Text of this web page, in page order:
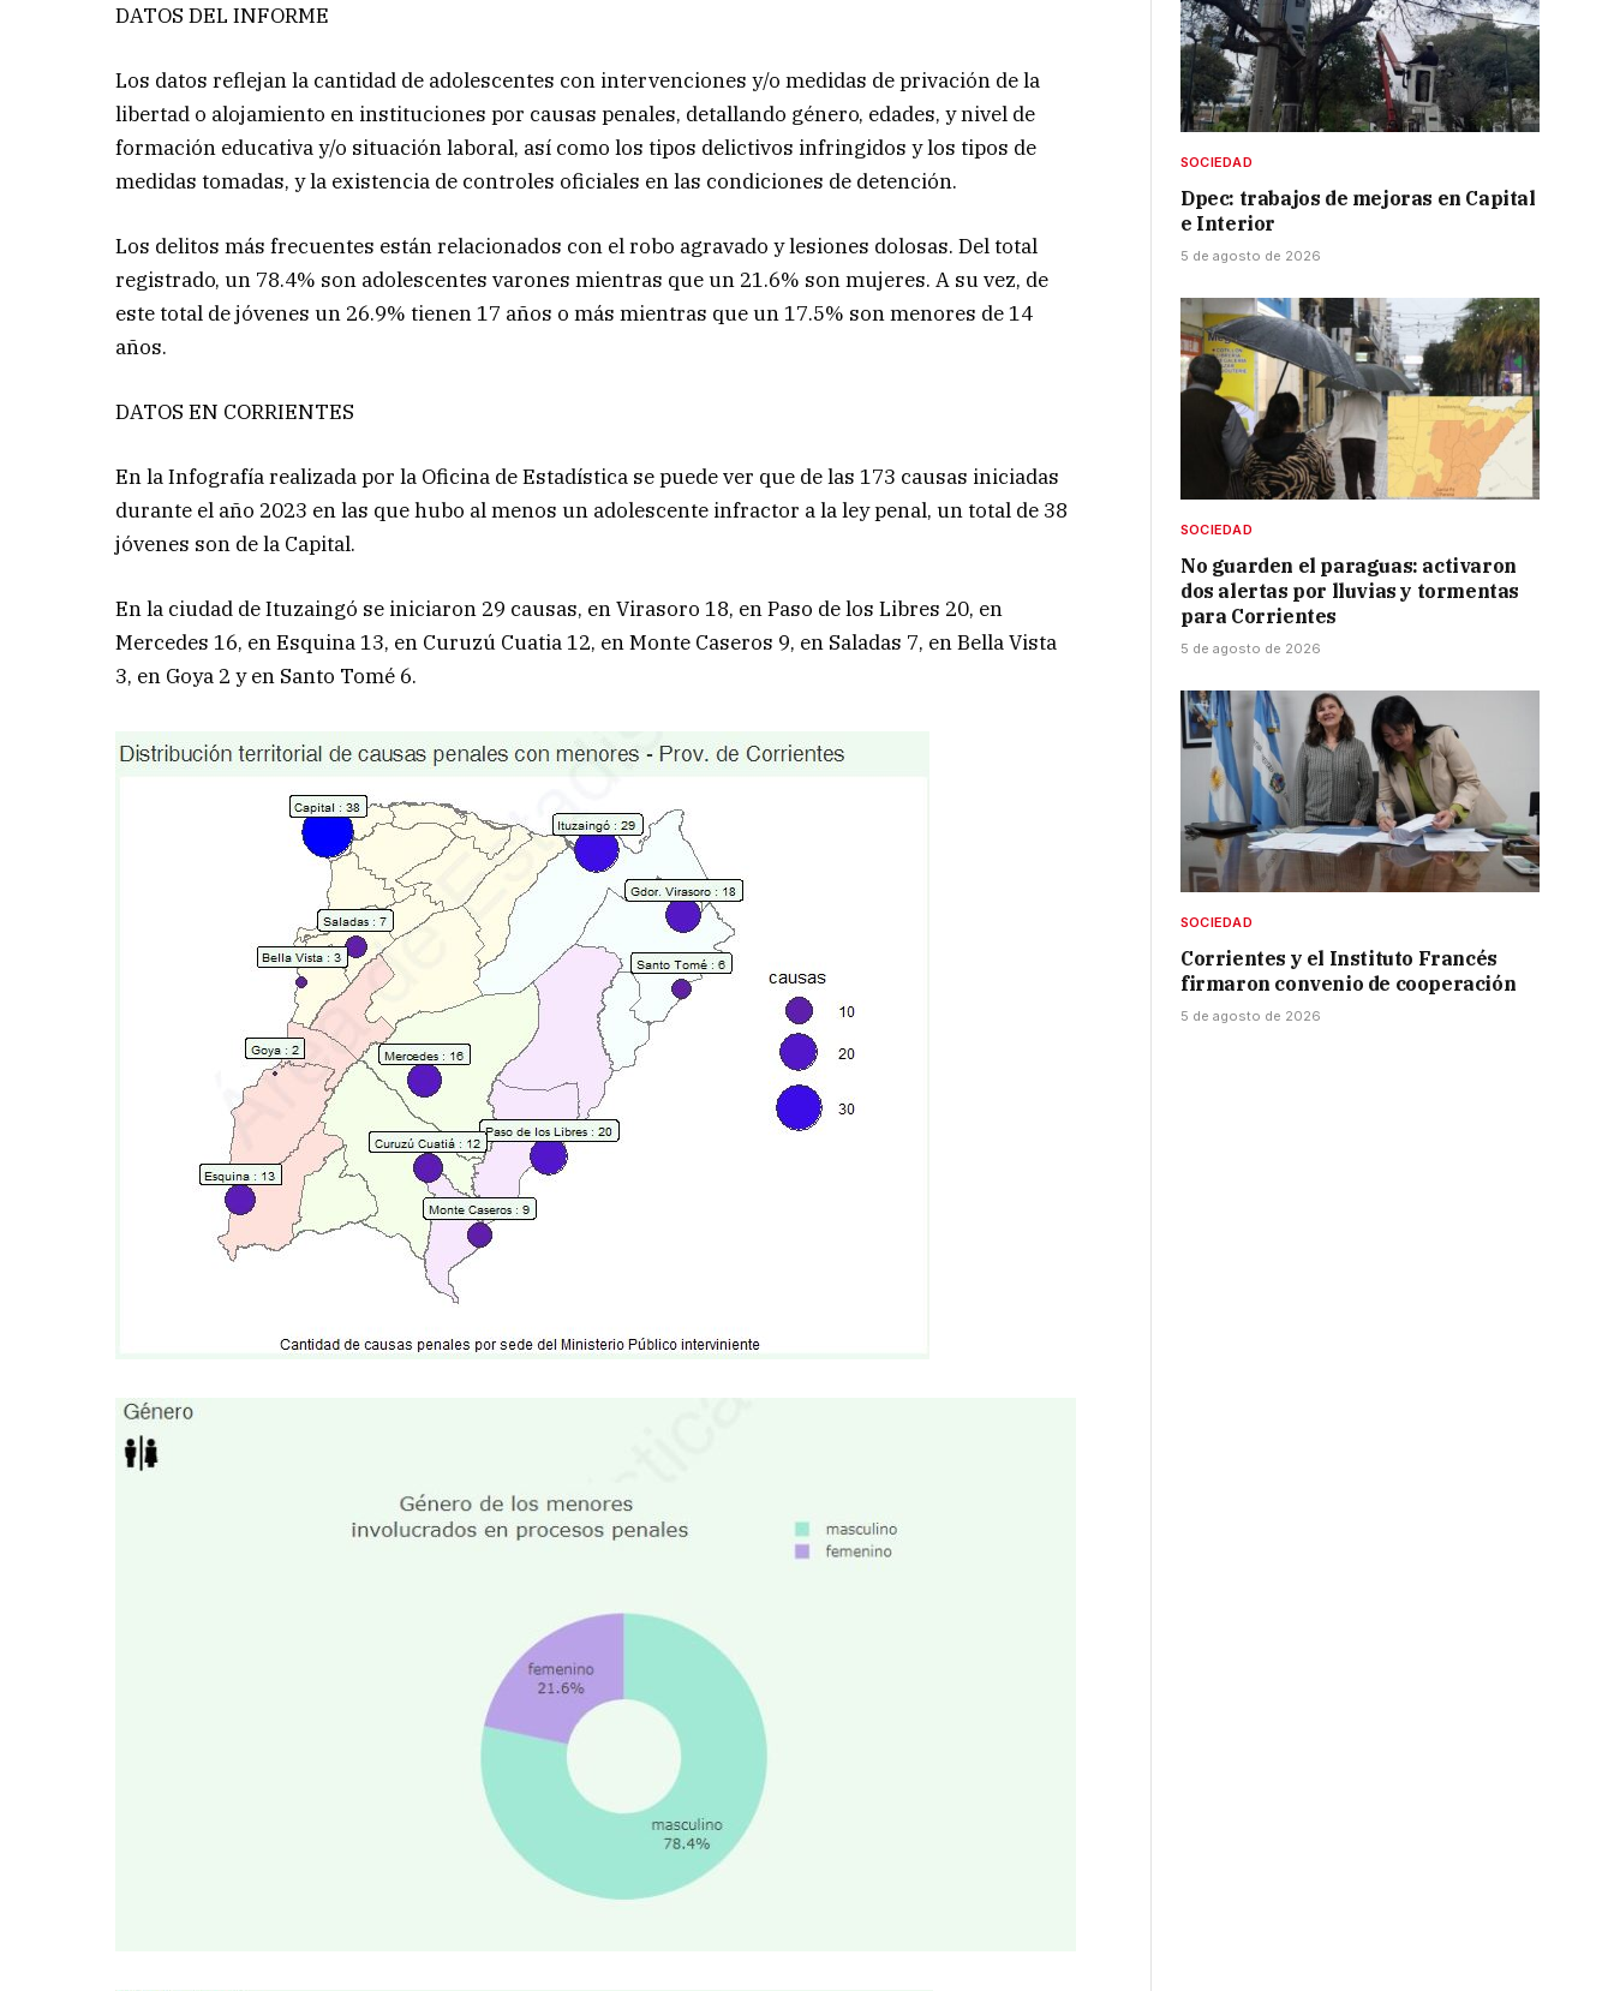
DATOS DEL INFORME
Los datos reflejan la cantidad de adolescentes con intervenciones y/o medidas de privación de la
libertad o alojamiento en instituciones por causas penales, detallando género, edades, y nivel de
formación educativa y/o situación laboral, así como los tipos delictivos infringidos y los tipos de
medidas tomadas, y la existencia de controles oficiales en las condiciones de detención.
Los delitos más frecuentes están relacionados con el robo agravado y lesiones dolosas. Del total
registrado, un 78.4% son adolescentes varones mientras que un 21.6% son mujeres. A su vez, de
este total de jóvenes un 26.9% tienen 17 años o más mientras que un 17.5% son menores de 14
años.
DATOS EN CORRIENTES
En la Infografía realizada por la Oficina de Estadística se puede ver que de las 173 causas iniciadas
durante el año 2023 en las que hubo al menos un adolescente infractor a la ley penal, un total de 38
jóvenes son de la Capital.
En la ciudad de Ituzaingó se iniciaron 29 causas, en Virasoro 18, en Paso de los Libres 20, en
Mercedes 16, en Esquina 13, en Curuzú Cuatia 12, en Monte Caseros 9, en Saladas 7, en Bella Vista
3, en Goya 2 y en Santo Tomé 6.
SOCIEDAD
Dpec: trabajos de mejoras en Capital
e Interior
5 de agosto de 2026
SOCIEDAD
No guarden el paraguas: activaron
dos alertas por lluvias y tormentas
para Corrientes
5 de agosto de 2026
SOCIEDAD
Corrientes y el Instituto Francés
firmaron convenio de cooperación
5 de agosto de 2026